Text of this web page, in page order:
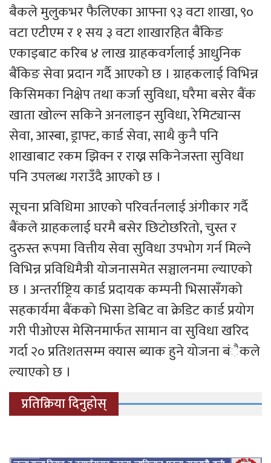
बैकले मुलुकभर फैलिएका आफ्ना ९३ वटा शाखा, ९०
वटा एटीएम र १ सय ३ वटा शाखारहित बैंकिङ
एकाइबाट करिब ४ लाख ग्राहकवर्गलाई आधुनिक
बैंकिङ सेवा प्रदान गर्दै आएको छ । ग्राहकलाई विभिन्न
किसिमका निक्षेप तथा कर्जा सुविधा, घरैमा बसेर बैंक
खाता खोल्न सकिने अनलाइन सुविधा, रेमिट्यान्स
सेवा, आस्बा, ड्राफ्ट, कार्ड सेवा, साथै कुनै पनि
शाखाबाट रकम झिक्न र राख्न सकिनेजस्ता सुविधा
पनि उपलब्ध गराउँदै आएको छ ।
सूचना प्रविधिमा आएको परिवर्तनलाई अंगीकार गर्दै
बैंकले ग्राहकलाई घरमै बसेर छिटोछरितो, चुस्त र
दुरुस्त रूपमा वित्तीय सेवा सुविधा उपभोग गर्न मिल्ने
विभिन्न प्रविधिमैत्री योजनासमेत सञ्चालनमा ल्याएको
छ । अन्तर्राष्ट्रिय कार्ड प्रदायक कम्पनी भिसासँगको
सहकार्यमा बैंकको भिसा डेबिट वा क्रेडिट कार्ड प्रयोग
गरी पीओएस मेसिनमार्फत सामान वा सुविधा खरिद
गर्दा २० प्रतिशतसम्म क्यास ब्याक हुने योजना बंैकले
ल्याएको छ ।
प्रतिक्रिया दिनुहोस्